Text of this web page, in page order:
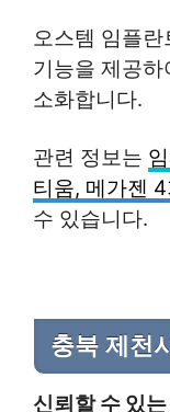
오스템 임플
기능을 제공
소화합니다.
관련 정보는
티움, 메가젠
수 있습니다.
충북 제천
신뢰할 수 있